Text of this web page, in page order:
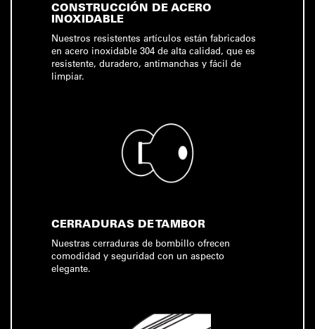
CONSTRUCCIÓN DE ACERO
INOXIDABLE
Nuestros resistentes artículos están fabricados
en acero inoxidable 304 de alta calidad, que es
resistente, duradero, antimanchas y fácil de
limpiar.
CERRADURAS DE TAMBOR
Nuestras cerraduras de bombillo ofrecen
comodidad y seguridad con un aspecto
elegante.